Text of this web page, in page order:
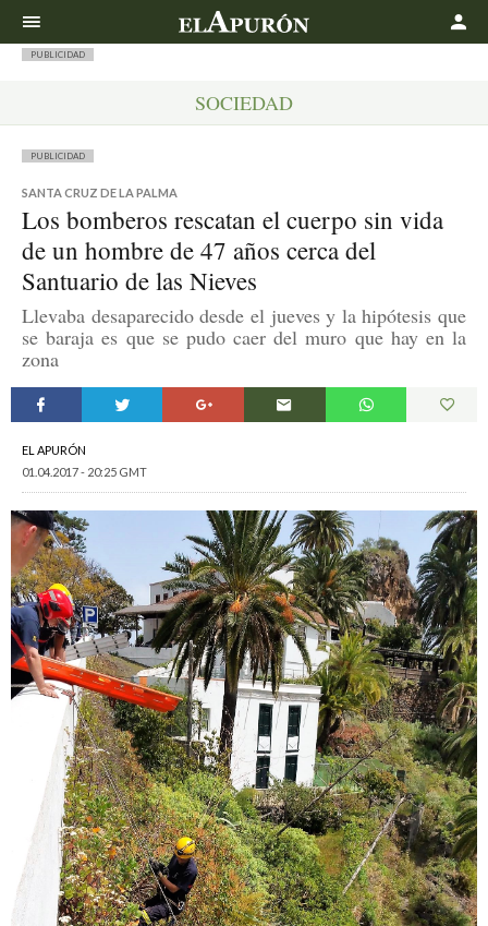
PUBLICIDAD
SOCIEDAD
PUBLICIDAD
SANTA CRUZ DE LA PALMA
Los bomberos rescatan el cuerpo sin vida
de un hombre de 47 años cerca del
Santuario de las Nieves
Llevaba desaparecido desde el jueves y la hipótesis que
se baraja es que se pudo caer del muro que hay en la
zona
EL APURÓN
01.04.2017 - 20:25 GMT